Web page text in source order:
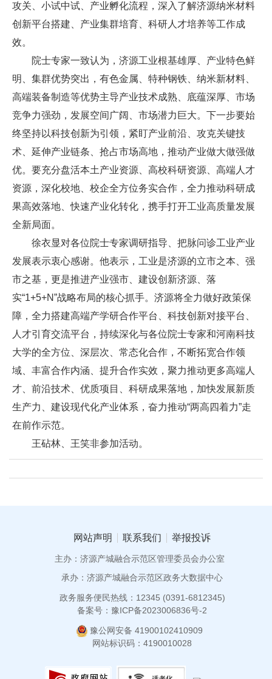
攻关、小试中试、产业孵化流程，深入了解济源纳米材料
创新平台搭建、产业集群培育、科研人才培养等工作成
效。
院士专家一致认为，济源工业根基雄厚、产业特色鲜
明、集群优势突出，有色金属、特种钢铁、纳米新材料、
高端装备制造等优势主导产业技术成熟、底蕴深厚、市场
竞争力强劲，发展空间广阔、市场潜力巨大。下一步要始
终坚持以科技创新为引领，紧盯产业前沿、攻克关键技
术、延伸产业链条、抢占市场高地，推动产业做大做强做
优。要充分盘活本土产业资源、高校科研资源、高端人才
资源，深化校地、校企全方位务实合作，全力推动科研成
果高效落地、快速产业化转化，携手打开工业高质量发展
全新局面。
徐衣显对各位院士专家调研指导、把脉问诊工业产业
发展表示衷心感谢。他表示，工业是济源的立市之本、强
市之基，更是推进产业强市、建设创新济源、落
实“1+5+N”战略布局的核心抓手。济源将全力做好政策保
障，全力搭建高端产学研合作平台、科技创新对接平台、
人才引育交流平台，持续深化与各位院士专家和河南科技
大学的全方位、深层次、常态化合作，不断拓宽合作领
域、丰富合作内涵、提升合作实效，聚力推动更多高端人
才、前沿技术、优质项目、科研成果落地，加快发展新质
生产力、建设现代化产业体系，奋力推动“两高四着力”走
在前作示范。
王砧林、王笑非参加活动。
网站声明 联系我们 举报投诉
主办：济源产城融合示范区管理委员会办公室
承办：济源产城融合示范区政务大数据中心
政务服务便民热线：12345 (0391-6812345)
备案号：豫ICP备2023006836号-2
豫公网安备 41900102410909
网站标识码：4190010028